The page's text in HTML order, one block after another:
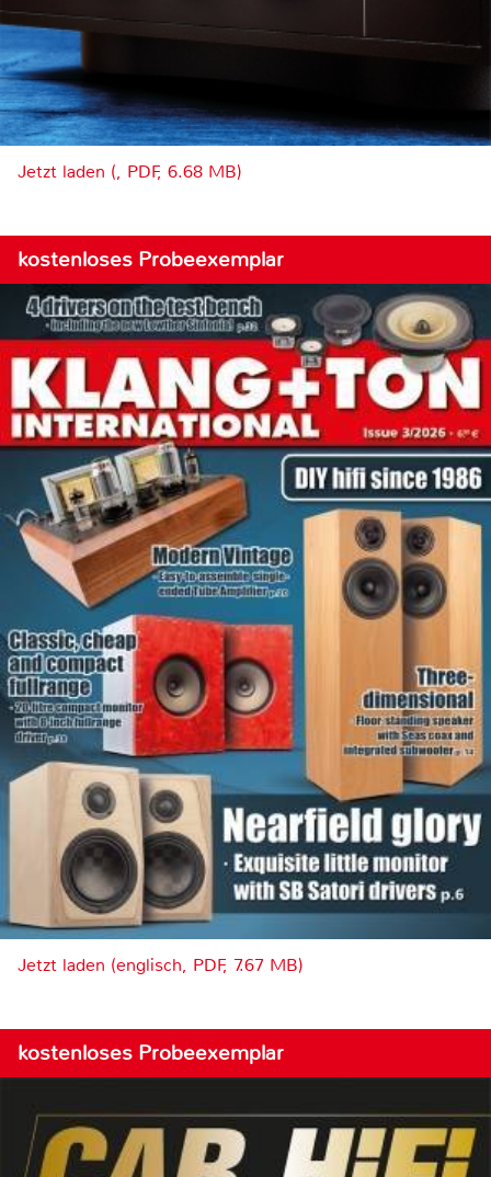
Jetzt laden (, PDF, 6.68 MB)
kostenloses Probeexemplar
Jetzt laden (englisch, PDF, 7.67 MB)
kostenloses Probeexemplar